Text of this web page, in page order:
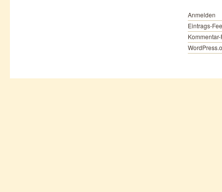
Anmelden
Eintrags-